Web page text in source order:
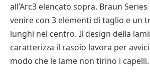
all’Arc3 elencato sopra. Braun
venire con 3 elementi di taglio e un
lunghi nel centro. Il design della
caratterizza il rasoio lavora per
modo che le lame non tirino i capelli.